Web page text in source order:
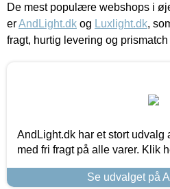
De mest populære webshops i
erAndLight.dk og Luxlight.dk,
fragt, hurtig levering og
AndLight.dk har et stort udvalg
med fri fragt på alle varer. Klik
Se udvalget på